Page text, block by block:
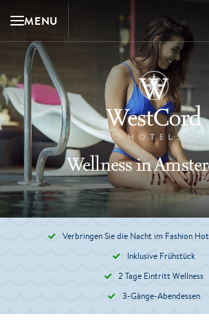
MENU
Wellness in
Verbringen Sie die Nacht im Fashion
Inklusive Frühstück
2 Tage Eintritt Wellness
3-Gänge-Abendessen